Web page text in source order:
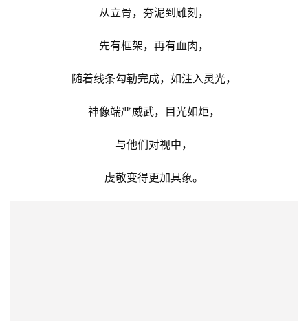
运用古老的传承技法雕塑而成，
从立骨，夯泥到雕刻，
先有框架，再有血肉，
随着线条勾勒完成，如注入灵光，
神像端严威武，目光如炬，
与他们对视中，